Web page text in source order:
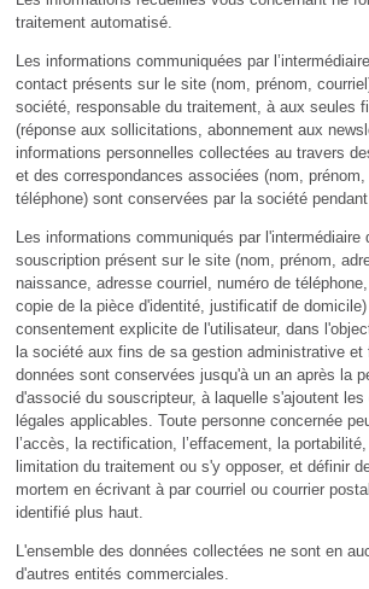
traitement automatisé.
Les informations communiquées par
contact présents sur le site (nom, prénom,
société, responsable du traitement, à aux seules
(réponse aux sollicitations, abonnement aux
informations personnelles collectées au travers
et des correspondances associées (nom,
téléphone) sont conservées par la société
Les informations communiqués par l'intermédiaire
souscription présent sur le site (nom, prénom,
naissance, adresse courriel, numéro de
copie de la pièce d'identité, justificatif de
consentement explicite de l'utilisateur, dans
la société aux fins de sa gestion administrative et
données sont conservées jusqu'à un an après la
d'associé du souscripteur, à laquelle s'ajoutent
légales applicables. Toute personne concernée
l’accès, la rectification, l’effacement, la
limitation du traitement ou s'y opposer, et définir
mortem en écrivant à par courriel ou courrier
identifié plus haut.
L'ensemble des données collectées ne sont en
d'autres entités commerciales.